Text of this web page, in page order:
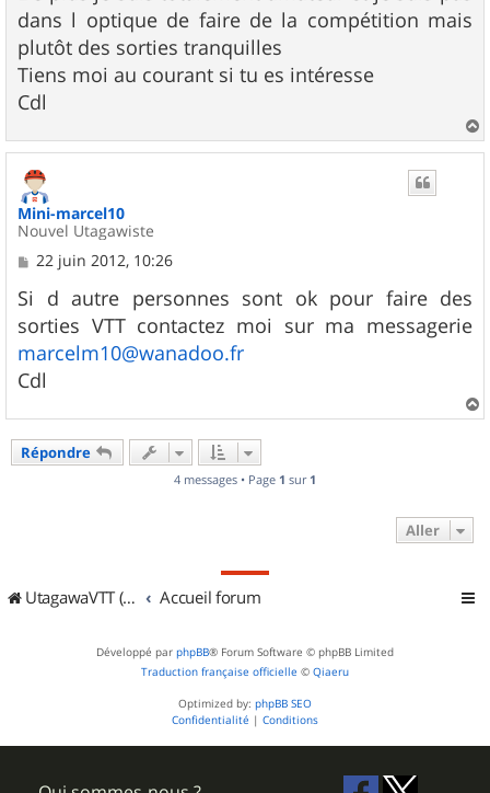
dans l optique de faire de la compétition mais
plutôt des sorties tranquilles
Tiens moi au courant si tu es intéresse
Cdl
a
Mini-marcel10
Nouvel Utagawiste
M
s
s
a
g
e
22 juin 2012, 10:26
Si d autre personnes sont ok pour faire des
sorties VTT contactez moi sur ma messagerie
marcelm10@wanadoo.fr
Cdl
a
Répondre
4 messages • Page 1 sur 1
Aller
UtagawaVTT (Randos VTT et VTTAE avec traces GPS) Accueil forum
Développé par phpBB® Forum Software © phpBB Limited
Traduction française officielle © Qiaeru
Optimized by: phpBB SEO
Confidentialité | Conditions